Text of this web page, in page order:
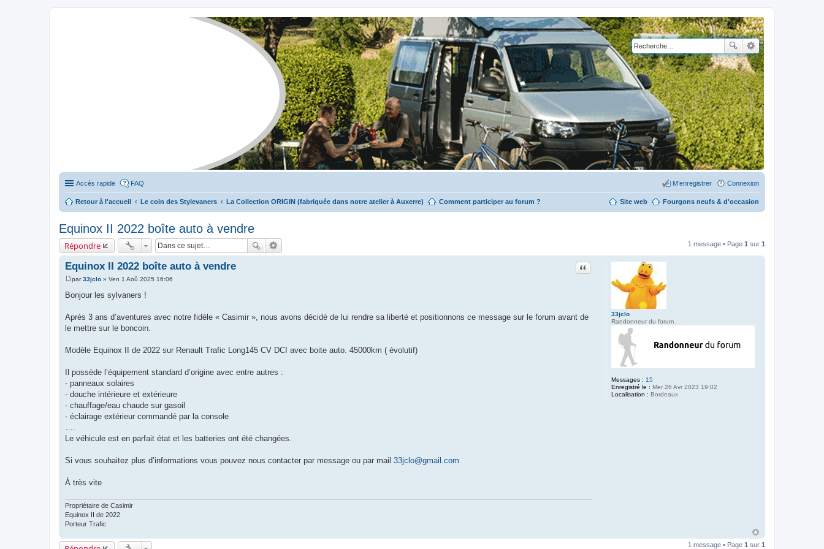
Stylevan - Vans aménagés
Accès rapide FAQ Connexion
M’enregistrer
Retour à l'accueil Le coin des Stylevaners La Collection ORIGIN (fabriquée dans notre atelier à Auxerre) Comment participer au forum ? Fourgons neufs & d'occasion
Site web
Equinox II 2022 boîte auto à vendre
Répondre 1 message • Page 1 sur 1
33jclo
Randonneur du forum
Messages : 15
Enregistré le : Mer 26 Avr 2023 19:02
Localisation : Bordeaux
Equinox II 2022 boîte auto à vendre Citation
M
s
g
e
par33jclo » Ven 1 Aoû 2025 16:06
Bonjour les sylvaners !
Après 3 ans d’aventures avec notre fidèle « Casimir », nous avons décidé de lui rendre sa liberté et positionnons ce message sur le forum avant de
le mettre sur le boncoin.
Modèle Equinox II de 2022 sur Renault Trafic Long145 CV DCI avec boite auto. 45000km ( évolutif)
Il possède l’équipement standard d’origine avec entre autres :
- panneaux solaires
- douche intérieure et extérieure
- chauffage/eau chaude sur gasoil
- éclairage extérieur commandé par la console
….
Le véhicule est en parfait état et les batteries ont été changées.
Si vous souhaitez plus d’informations vous pouvez nous contacter par message ou par mail 33jclo@gmail.com
À très vite
Propriétaire de Casimir
Equinox II de 2022
Porteur Trafic
1 message • Page 1 sur 1